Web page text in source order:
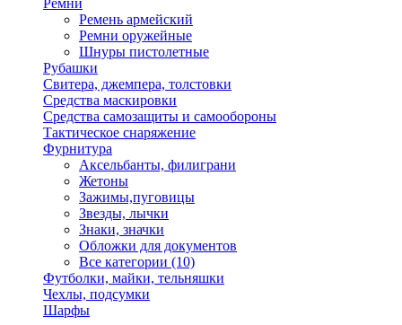
Ремни
Ремень армейский
Ремни оружейные
Шнуры пистолетные
Рубашки
Свитера, джемпера, толстовки
Средства маскировки
Средства самозащиты и самообороны
Тактическое снаряжение
Фурнитура
Аксельбанты, филиграни
Жетоны
Зажимы,пуговицы
Звезды, лычки
Знаки, значки
Обложки для документов
Все категории (10)
Футболки, майки, тельняшки
Чехлы, подсумки
Шарфы